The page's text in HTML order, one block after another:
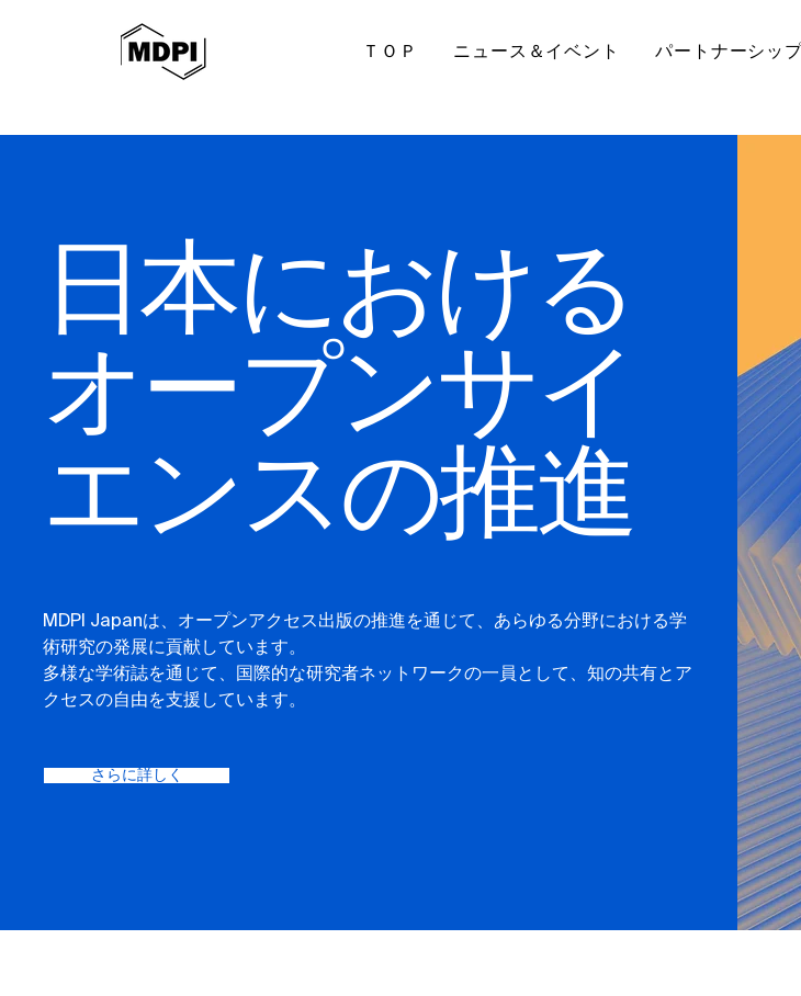
ＴＯＰ ニュース＆イベント パートナーシップ
日本における
オープンサイ
エンスの推進
MDPI Japanは、オープンアクセス出版の推進を通じて、あらゆる分野における学
術研究の発展に貢献しています。
多様な学術誌を通じて、国際的な研究者ネットワークの一員として、知の共有とア
クセスの自由を支援しています。
さらに詳しく